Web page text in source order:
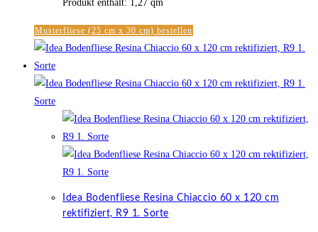
Produkt enthält: 1,27 qm
Musterfliese (25 cm x 30 cm) bestellen
Idea Bodenfliese Resina Chiaccio 60 x 120 cm
rektifiziert, R9 1. Sorte